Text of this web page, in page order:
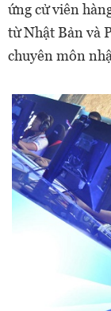
ứng cử viên
từ Nhật Bản và
chuyên môn